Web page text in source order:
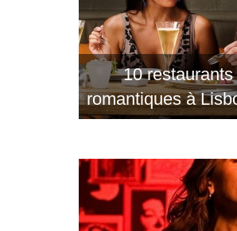
10 restaurants
romantiques à